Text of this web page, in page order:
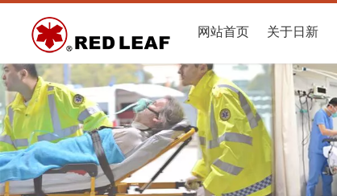
网站首页 关于日新